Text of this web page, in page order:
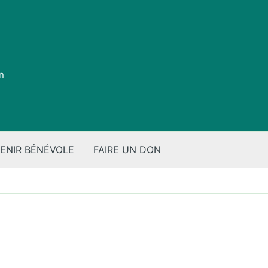
BÉNÉVOLE FAIRE UN DON